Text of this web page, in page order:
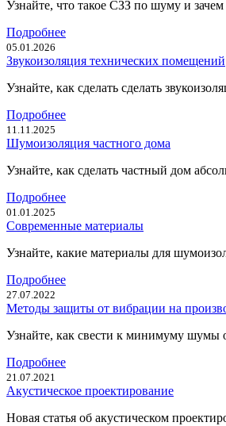
Узнайте, что такое СЗЗ по шуму и
Подробнее
05.01.2026
Звукоизоляция технических помещений
Узнайте, как сделать сделать
Подробнее
11.11.2025
Шумоизоляция частного дома
Узнайте, как сделать частный дом
Подробнее
01.01.2025
Современные материалы
Узнайте, какие материалы для
Подробнее
27.07.2022
Методы защиты от вибрации на
Узнайте, как свести к минимуму шумы
Подробнее
21.07.2021
Акустическое проектирование
Новая статья об акустическом